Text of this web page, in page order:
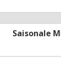
Saisonale